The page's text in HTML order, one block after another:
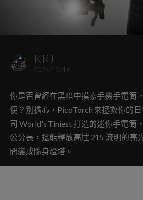
KRJ
2024/12/16
你是否曾經在黑暗中摸索手機手電筒
便？別擔心，PicoTorch 來拯救你的
司 World's Tiniest 打造的迷你手電筒
公分長，還能釋放高達 215 流明的亮
間變成隨身燈塔。